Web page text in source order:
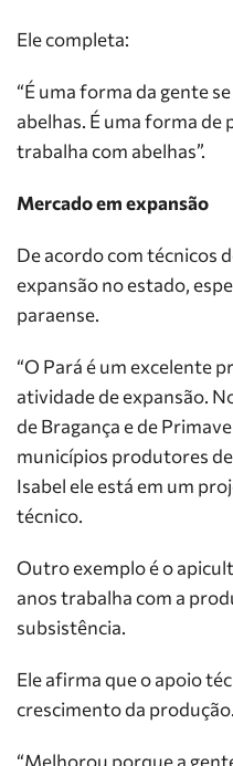
Ele completa:
“É uma forma da gente
abelhas. É uma forma
trabalha com abelhas”.
Mercado em expansão
De acordo com técnicos
expansão no estado,
paraense.
“O Pará é um excelente
atividade de expansão.
de Bragança e de
municípios produtores
Isabel ele está em um
técnico.
Outro exemplo é o
anos trabalha com a
subsistência.
Ele afirma que o apoio
crescimento da produção.
“Melhorou porque a